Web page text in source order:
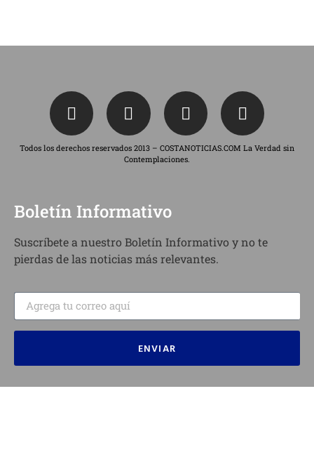
Todos los derechos reservados 2013 – COSTANOTICIAS.COM La Verdad sin
Contemplaciones.
Boletín Informativo
Suscríbete a nuestro Boletín Informativo y no te
pierdas de las noticias más relevantes.
ENVIAR